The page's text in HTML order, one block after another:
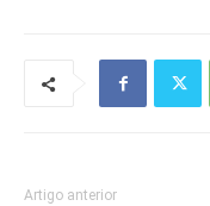
Artigo anterior